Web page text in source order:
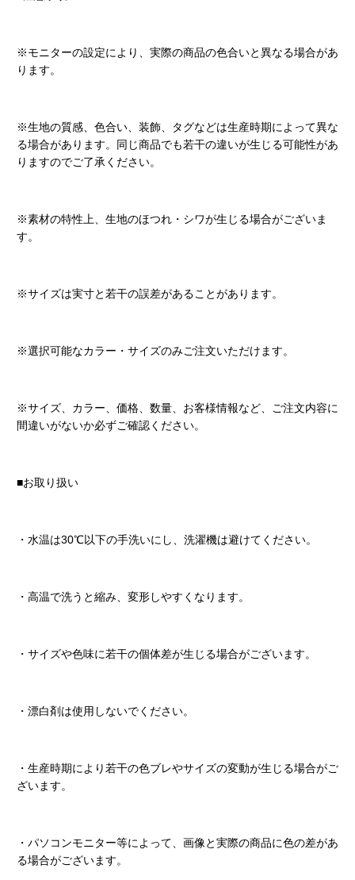
※モニターの設定により、実際の商品の色合いと異なる場合があ
ります。
※生地の質感、色合い、装飾、タグなどは生産時期によって異な
る場合があります。同じ商品でも若干の違いが生じる可能性があ
りますのでご了承ください。
※素材の特性上、生地のほつれ・シワが生じる場合がございま
す。
※サイズは実寸と若干の誤差があることがあります。
※選択可能なカラー・サイズのみご注文いただけます。
※サイズ、カラー、価格、数量、お客様情報など、ご注文内容に
間違いがないか必ずご確認ください。
■お取り扱い
・水温は30℃以下の手洗いにし、洗濯機は避けてください。
・高温で洗うと縮み、変形しやすくなります。
・サイズや色味に若干の個体差が生じる場合がございます。
・漂白剤は使用しないでください。
・生産時期により若干の色ブレやサイズの変動が生じる場合がご
ざいます。
・パソコンモニター等によって、画像と実際の商品に色の差があ
る場合がございます。